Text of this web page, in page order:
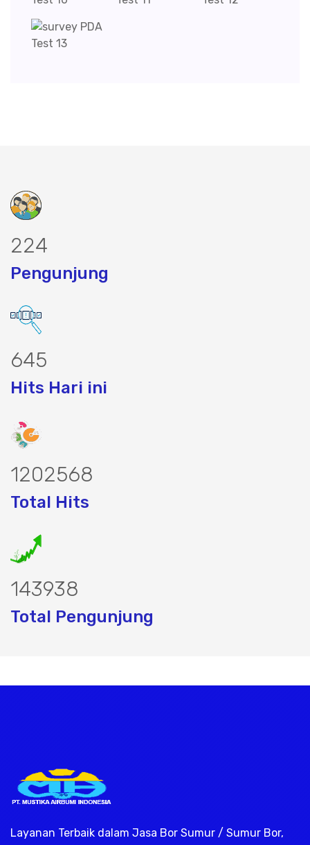
282
Pengunjung
820
Hits Hari ini
1527706
Total Hits
182855
Total Pengunjung
Layanan Terbaik dalam Jasa Bor Sumur / Sumur Bor,